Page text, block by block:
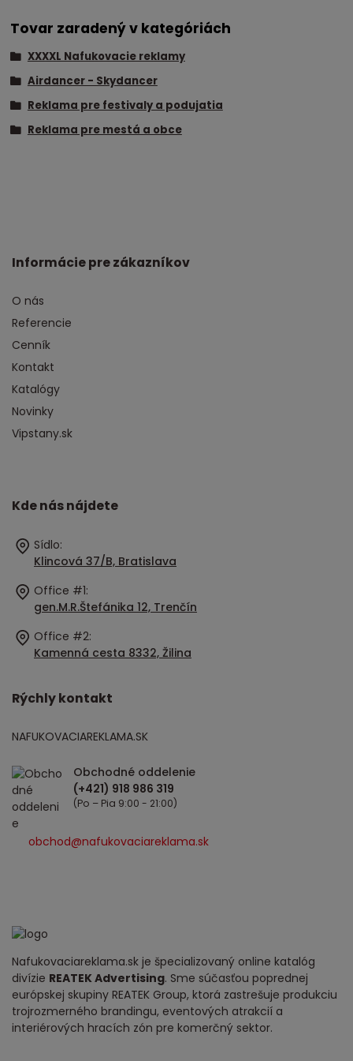
Tovar zaradený v kategóriách
XXXXL Nafukovacie reklamy
Airdancer - Skydancer
Reklama pre festivaly a podujatia
Reklama pre mestá a obce
Informácie pre zákazníkov
O nás
Referencie
Cenník
Kontakt
Katalógy
Novinky
Vipstany.sk
Kde nás nájdete
Sídlo:
Klincová 37/B, Bratislava
Office #1:
gen.M.R.Štefánika 12, Trenčín
Office #2:
Kamenná cesta 8332, Žilina
Nafukovaciareklama.sk je špecializovaný online katalóg
divízie REATEK Advertising. Sme súčasťou poprednej
európskej skupiny REATEK Group, ktorá zastrešuje produkciu
trojrozmerného brandingu, eventových atrakcií a
interiérových hracích zón pre komerčný sektor.
Rýchly kontakt
NAFUKOVACIAREKLAMA.SK
Obchodné oddelenie
(Po – Pia 9:00 - 21:00)
obchod@nafukovaciareklama.sk